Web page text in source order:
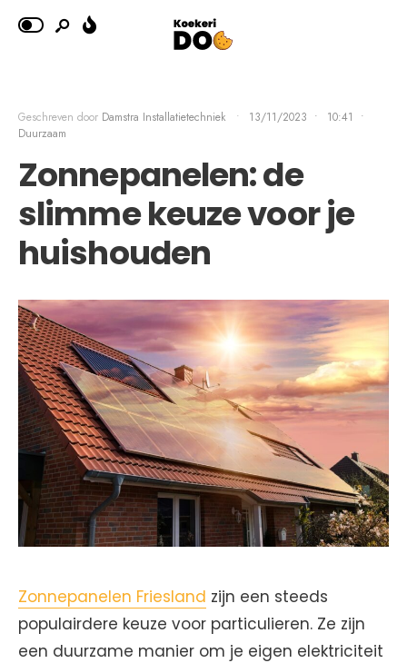
Geschreven door Damstra Installatietechniek • 13/11/2023 • 10:41
•
Duurzaam
Zonnepanelen: de
slimme keuze voor je
huishouden
Zonnepanelen Friesland zijn een steeds
populairdere keuze voor particulieren. Ze zijn
een duurzame manier om je eigen elektriciteit